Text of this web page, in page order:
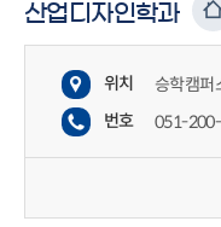
산업디자인학과
위치
승학캠퍼
번호
051-